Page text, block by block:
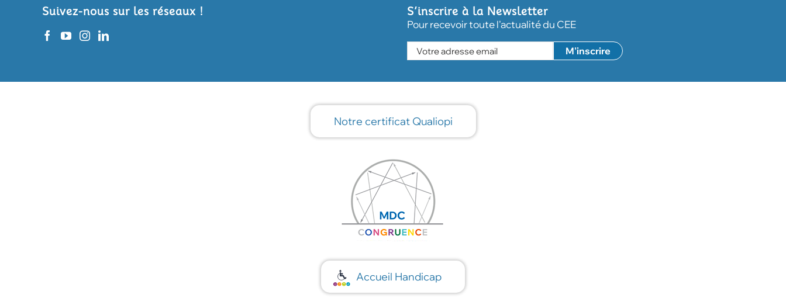
Suivez-nous sur les réseaux !
S’inscrire à la Newsletter
Pour recevoir toute l'actualité du CEE
Notre certificat Qualiopi
Accueil Handicap